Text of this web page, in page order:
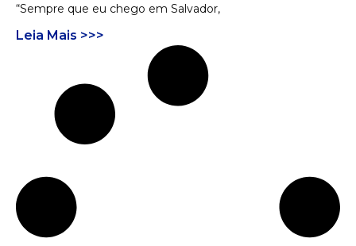
“Sempre que eu chego em Salvador,
Leia Mais >>>